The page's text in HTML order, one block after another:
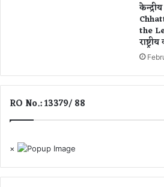
the
RO No.: 13379/ 88
×